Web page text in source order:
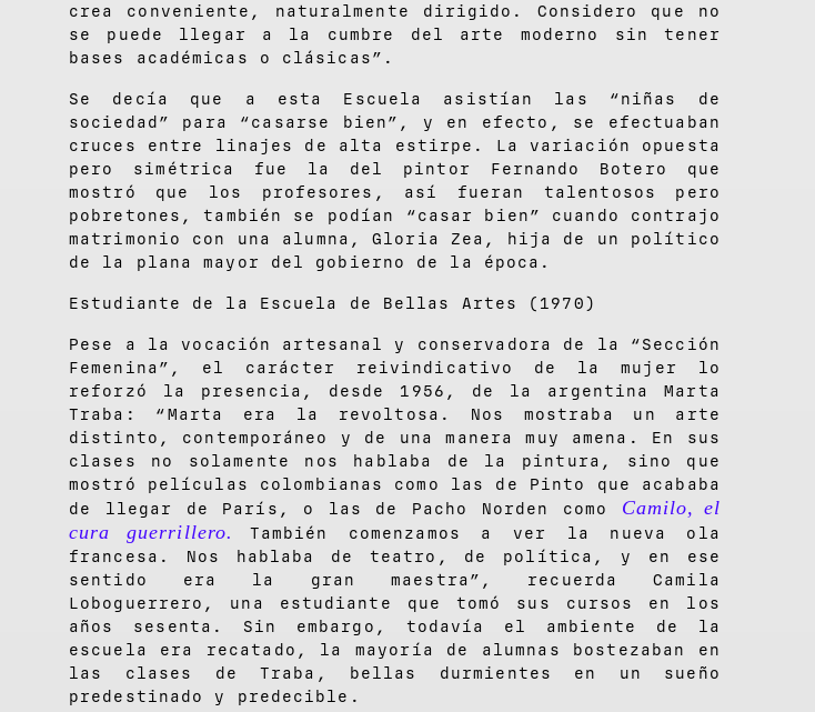
crea conveniente, naturalmente dirigido. Considero que no
se puede llegar a la cumbre del arte moderno sin tener
bases académicas o clásicas”.
Se decía que a esta Escuela asistían las “niñas de
sociedad” para “casarse bien”, y en efecto, se efectuaban
cruces entre linajes de alta estirpe. La variación opuesta
pero simétrica fue la del pintor Fernando Botero que
mostró que los profesores, así fueran talentosos pero
pobretones, también se podían “casar bien” cuando contrajo
matrimonio con una alumna, Gloria Zea, hija de un político
de la plana mayor del gobierno de la época.
Estudiante de la Escuela de Bellas Artes (1970)
Pese a la vocación artesanal y conservadora de la “Sección
Femenina”, el carácter reivindicativo de la mujer lo
reforzó la presencia, desde 1956, de la argentina Marta
Traba: “Marta era la revoltosa. Nos mostraba un arte
distinto, contemporáneo y de una manera muy amena. En sus
clases no solamente nos hablaba de la pintura, sino que
mostró películas colombianas como las de Pinto que acababa
de llegar de París, o las de Pacho Norden como Camilo, el
cura guerrillero.
También comenzamos a ver la nueva ola
francesa. Nos hablaba de teatro, de política, y en ese
sentido era la gran maestra”, recuerda Camila
Loboguerrero, una estudiante que tomó sus cursos en los
años sesenta. Sin embargo, todavía el ambiente de la
escuela era recatado, la mayoría de alumnas bostezaban en
las clases de Traba, bellas durmientes en un sueño
predestinado y predecible.